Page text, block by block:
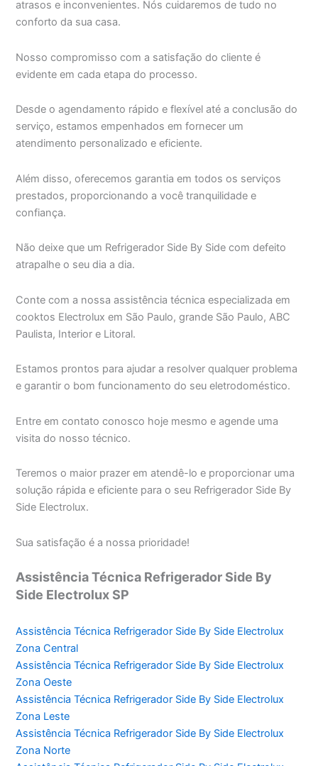
atrasos e inconvenientes. Nós cuidaremos de tudo no
conforto da sua casa.
Nosso compromisso com a satisfação do cliente é
evidente em cada etapa do processo.
Desde o agendamento rápido e flexível até a conclusão do
serviço, estamos empenhados em fornecer um
atendimento personalizado e eficiente.
Além disso, oferecemos garantia em todos os serviços
prestados, proporcionando a você tranquilidade e
confiança.
Não deixe que um Refrigerador Side By Side com defeito
atrapalhe o seu dia a dia.
Conte com a nossa assistência técnica especializada em
cooktos Electrolux em São Paulo, grande São Paulo, ABC
Paulista, Interior e Litoral.
Estamos prontos para ajudar a resolver qualquer problema
e garantir o bom funcionamento do seu eletrodoméstico.
Entre em contato conosco hoje mesmo e agende uma
visita do nosso técnico.
Teremos o maior prazer em atendê-lo e proporcionar uma
solução rápida e eficiente para o seu Refrigerador Side By
Side Electrolux.
Sua satisfação é a nossa prioridade!
Assistência Técnica Refrigerador Side By
Side Electrolux SP
Assistência Técnica Refrigerador Side By Side Electrolux
Zona Central
Assistência Técnica Refrigerador Side By Side Electrolux
Zona Oeste
Assistência Técnica Refrigerador Side By Side Electrolux
Zona Leste
Assistência Técnica Refrigerador Side By Side Electrolux
Zona Norte